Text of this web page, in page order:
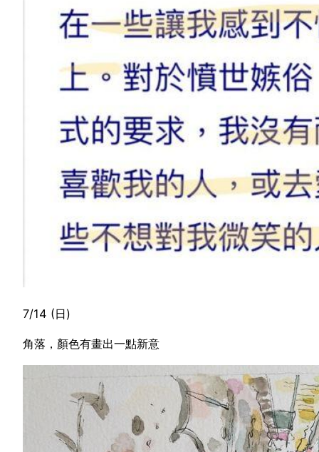
7/14 (日)
角落，顏色有畫出一點新意